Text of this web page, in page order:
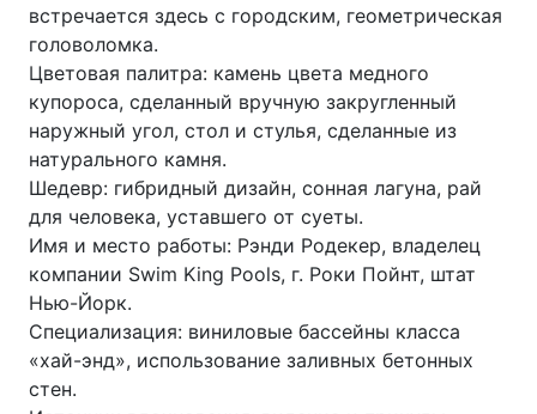
встречается здесь с городским, геометрическая
головоломка.
Цветовая палитра: камень цвета медного
купороса, сделанный вручную закругленный
наружный угол, стол и стулья, сделанные из
натурального камня.
Шедевр: гибридный дизайн, сонная лагуна, рай
для человека, уставшего от суеты.
Имя и место работы: Рэнди Родекер, владелец
компании Swim King Pools, г. Роки Пойнт, штат
Нью-Йорк.
Специализация: виниловые бассейны класса
«хай-энд», использование заливных бетонных
стен.